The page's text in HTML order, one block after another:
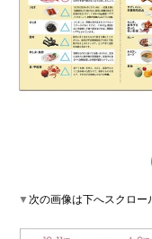
▼次の画像は下へスクロー